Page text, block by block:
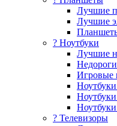
Лучшие
Лучшие
? Ноутбуки
Лучшие
Игровые
? Телевизоры